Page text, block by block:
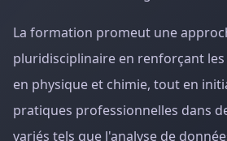
La formation promeut une
pluridisciplinaire en renforçant les
en physique et chimie, tout en
pratiques professionnelles dans
variés tels que l'analyse de